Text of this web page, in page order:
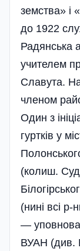
земства» і
до 1922
Радянська
учителем
Славута.
членом
Один з
гуртків у
(колиш.
(нині всі
—
ВУАН (див.